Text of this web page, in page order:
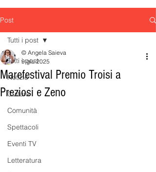
Post
Tutti i post
Notizie
Cultura
Comunità
Spettacoli
Eventi TV
Letteratura
Tutti i post
Marefestival Premio Troisi a
Preziosi e Zeno
© Angela Saieva
9 giu 2025